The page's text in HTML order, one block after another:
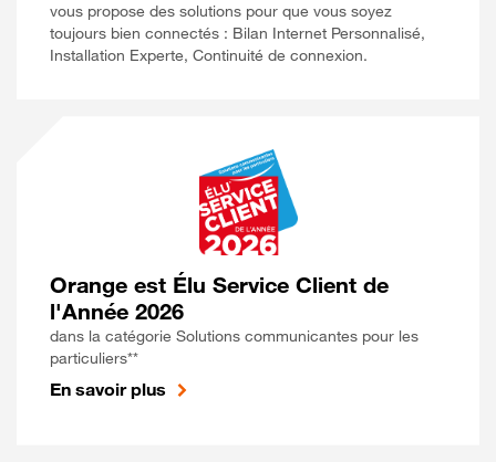
vous propose des solutions pour que vous soyez
toujours bien connectés : Bilan Internet Personnalisé,
Installation Experte, Continuité de connexion.
Orange est Élu Service Client de
l'Année 2026
dans la catégorie Solutions communicantes pour les
particuliers**
En savoir plus